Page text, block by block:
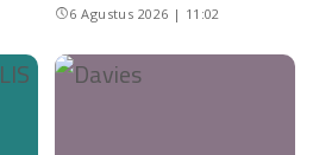
6 Agustus 2026 | 11:02